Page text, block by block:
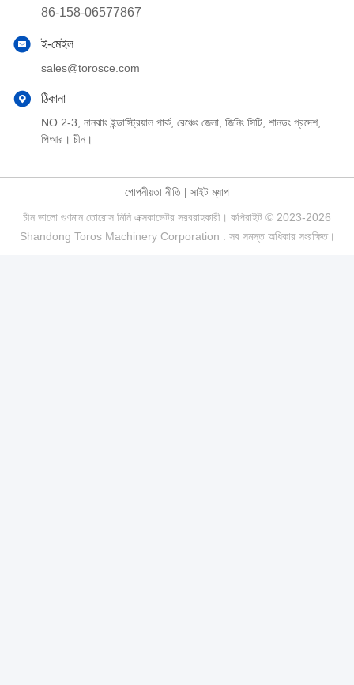
86-158-06577867
ই-মেইল
sales@torosce.com
ঠিকানা
NO.2-3, নানঝাং ইন্ডাস্ট্রিয়াল পার্ক, রেঞ্চেং জেলা, জিনিং সিটি, শানডং প্রদেশ,
পিআর। চীন।
গোপনীয়তা নীতি| সাইট ম্যাপ
চীন ভালো গুণমান তোরোস মিনি এক্সকাভেটর সরবরাহকারী। কপিরাইট © 2023-2026
Shandong Toros Machinery Corporation . সব সমস্ত অধিকার সংরক্ষিত।